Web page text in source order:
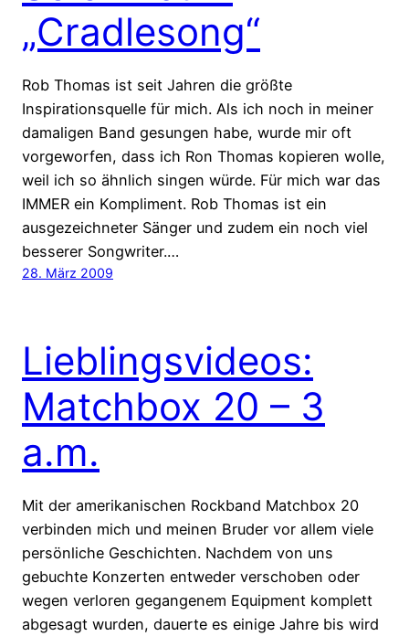
„Cradlesong“
Rob Thomas ist seit Jahren die größte
Inspirationsquelle für mich. Als ich noch in meiner
damaligen Band gesungen habe, wurde mir oft
vorgeworfen, dass ich Ron Thomas kopieren wolle,
weil ich so ähnlich singen würde. Für mich war das
IMMER ein Kompliment. Rob Thomas ist ein
ausgezeichneter Sänger und zudem ein noch viel
besserer Songwriter.…
28. März 2009
Lieblingsvideos:
Matchbox 20 – 3
a.m.
Mit der amerikanischen Rockband Matchbox 20
verbinden mich und meinen Bruder vor allem viele
persönliche Geschichten. Nachdem von uns
gebuchte Konzerten entweder verschoben oder
wegen verloren gegangenem Equipment komplett
abgesagt wurden, dauerte es einige Jahre bis wird